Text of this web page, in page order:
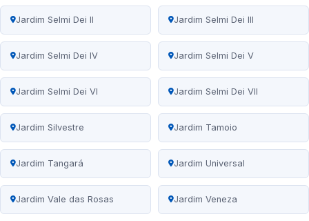
Jardim Selmi Dei II Jardim Selmi Dei III
Jardim Selmi Dei IV Jardim Selmi Dei V
Jardim Selmi Dei VI Jardim Selmi Dei VII
Jardim Silvestre Jardim Tamoio
Jardim Tangará Jardim Universal
Jardim Vale das Rosas Jardim Veneza